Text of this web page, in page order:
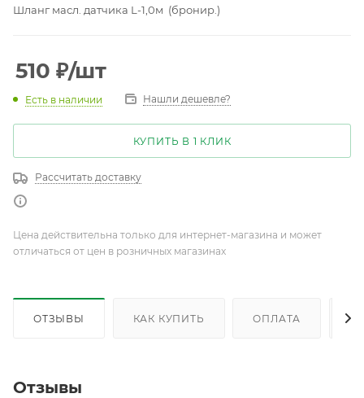
Шланг масл. датчика L-1,0м (бронир.)
510 ₽/шт
Есть в наличии Нашли дешевле?
КУПИТЬ В 1 КЛИК
Рассчитать доставку
Цена действительна только для интернет-магазина и может
отличаться от цен в розничных магазинах
ОТЗЫВЫ КАК КУПИТЬ ОПЛАТА
Отзывы